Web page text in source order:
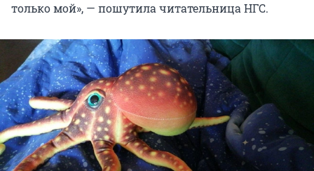
только мой», — пошутила читательница НГС.